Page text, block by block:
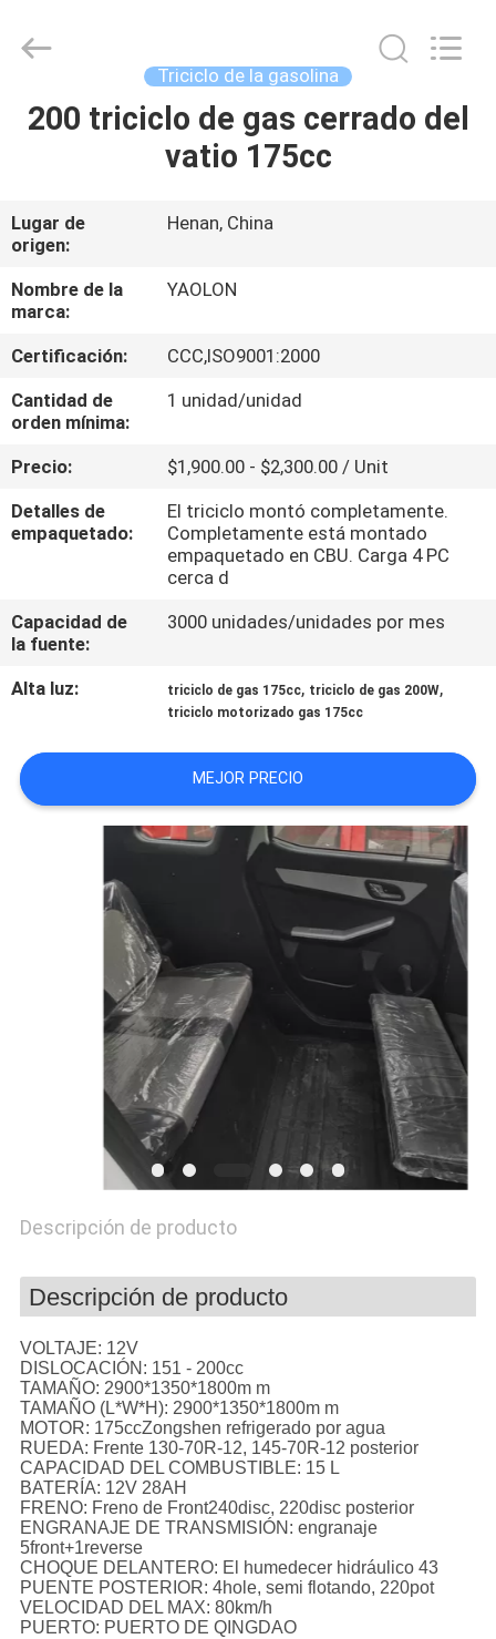
HOGAR
SOBRE
NOSOTROS
VIAJE
DE
FÁBRICA
CONTROL
CALIDAD
ÉNTRENOS
CONTACTO
CON
NOTICIAS
PRIVACY
POLICY
Tricycle
Motorcycle
Rights
Reserved.
Triciclo de la gasolina
200 triciclo de gas cerrado del
vatio 175cc
Lugar de
origen:
Henan, China
Nombre de la
marca:
YAOLON
Certificación:
CCC,ISO9001:2000
Cantidad de
orden mínima:
1 unidad/unidad
Precio:
$1,900.00 - $2,300.00 / Unit
Detalles de
empaquetado:
El triciclo montó completamente.
Completamente está montado
empaquetado en CBU. Carga 4 PC
cerca d
Capacidad de
la fuente:
3000 unidades/unidades por mes
Alta luz: triciclo de gas 175cc, triciclo de gas 200W,
triciclo motorizado gas 175cc
MEJOR PRECIO
Descripción de producto
Descripción de producto
VOLTAJE: 12V
DISLOCACIÓN: 151 - 200cc
TAMAÑO: 2900*1350*1800m m
TAMAÑO (L*W*H): 2900*1350*1800m m
MOTOR: 175ccZongshen refrigerado por agua
RUEDA: Frente 130-70R-12, 145-70R-12 posterior
CAPACIDAD DEL COMBUSTIBLE: 15 L
BATERÍA: 12V 28AH
FRENO: Freno de Front240disc, 220disc posterior
ENGRANAJE DE TRANSMISIÓN: engranaje
5front+1reverse
CHOQUE DELANTERO: El humedecer hidráulico 43
PUENTE POSTERIOR: 4hole, semi flotando, 220pot
VELOCIDAD DEL MAX: 80km/h
PUERTO: PUERTO DE QINGDAO